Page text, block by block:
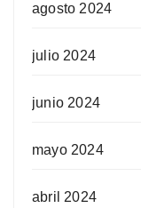
agosto 2024
julio 2024
junio 2024
mayo 2024
abril 2024